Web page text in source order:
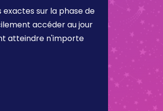
sur la phase de
accéder au jour
atteindre n'importe